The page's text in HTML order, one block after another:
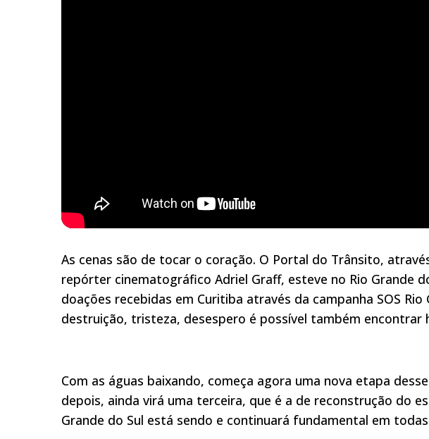
Entre imagens de destruição, tristeza e desespero é
gratidão e esperança.
As cenas são de tocar o coração. O Portal do Trânsito,
repórter cinematográfico Adriel Graff, esteve no Rio Grande
doações recebidas em Curitiba através da campanha SOS
destruição, tristeza, desespero é possível também encontrar
Com as águas baixando, começa agora uma nova etapa
depois, ainda virá uma terceira, que é a de reconstrução do
Grande do Sul está sendo e continuará fundamental em